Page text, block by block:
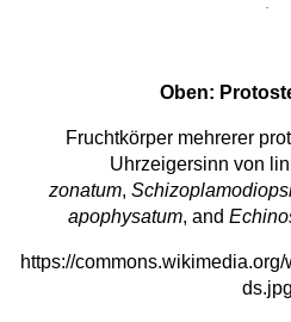
Oben:
Fruchtkörper mehrerer
Uhrzeigersinn von
zonatum,
apophysatum, and
https://
ds.jpg